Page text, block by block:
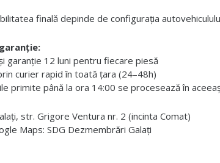
finală depinde de configurația
garanție 12 luni pentru fiecare piesă
curier rapid în toată țara (24–48h)
primite până la ora 14:00 se procesează în
str. Grigore Ventura nr. 2 (incinta Comat)
Maps: SDG Dezmembrări Galați